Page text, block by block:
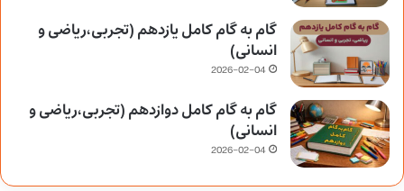
گام به گام کامل یازدهم (تجربی،ریاضی و
انسانی)
2026-02-04
گام به گام کامل دوازدهم (تجربی،ریاضی و
انسانی)
2026-02-04